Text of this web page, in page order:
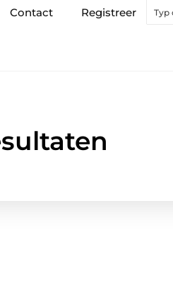
Contact Registreer